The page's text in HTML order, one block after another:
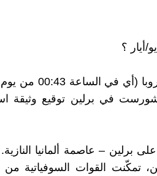
في برلين توقيع وثيقة
على برلين – عاصمة ألمانيا
تمكّنت القوات السوفياتية من